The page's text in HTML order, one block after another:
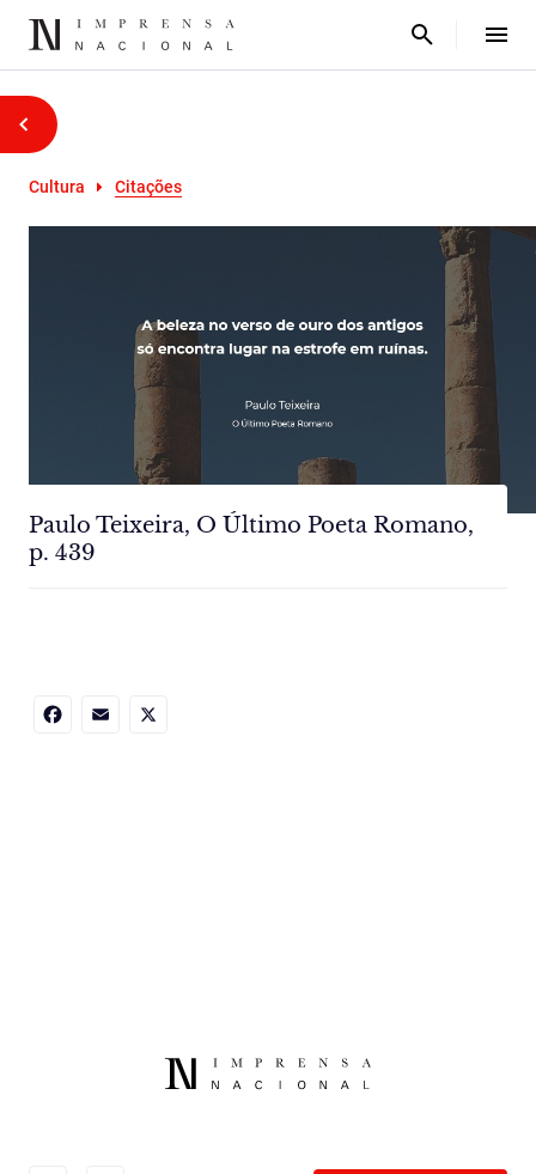
Cultura Citações
Paulo Teixeira, O Último Poeta Romano,
p. 439